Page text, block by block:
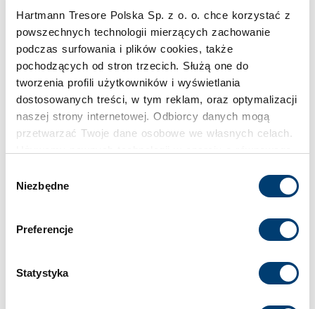
Hartmann Tresore Polska Sp. z o. o. chce korzystać z
powszechnych technologii mierzących zachowanie
podczas surfowania i plików cookies, także
pochodzących od stron trzecich. Służą one do
tworzenia profili użytkowników i wyświetlania
dostosowanych treści, w tym reklam, oraz optymalizacji
naszej strony internetowej. Odbiorcy danych mogą
przetwarzać Twoje dane osobowe we własnych celach.
odrzucić i wycofać swoją zgodę w dowolnej chwili ze
w Polityce prywatności
Polityce wykorzystywania
zgody
Niezbędne
Preferencje
Statystyka